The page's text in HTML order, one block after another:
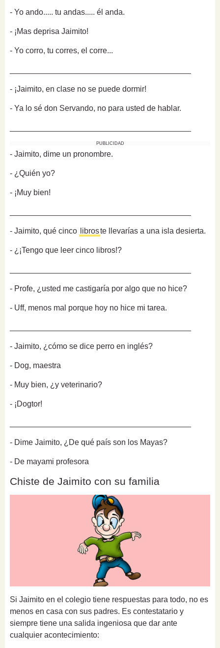
- Yo ando..... tu andas..... él anda.
- ¡Mas deprisa Jaimito!
- Yo corro, tu corres, el corre...
- ¡Jaimito, en clase no se puede dormir!
- Ya lo sé don Servando, no para usted de hablar.
PUBLICIDAD
- Jaimito, dime un pronombre.
- ¿Quién yo?
- ¡Muy bien!
- Jaimito, qué cinco libroste llevarías a una isla desierta.
- ¿¡Tengo que leer cinco libros!?
- Profe, ¿usted me castigaría por algo que no hice?
- Uff, menos mal porque hoy no hice mi tarea.
- Jaimito, ¿cómo se dice perro en inglés?
- Dog, maestra
- Muy bien, ¿y veterinario?
- ¡Dogtor!
- Dime Jaimito, ¿De qué país son los Mayas?
- De mayami profesora
Chiste de Jaimito con su familia
Si Jaimito en el colegio tiene respuestas para todo, no es
menos en casa con sus padres. Es contestatario y
siempre tiene una salida ingeniosa que dar ante
cualquier acontecimiento: